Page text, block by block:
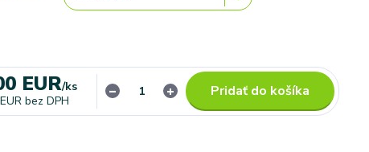
EUR/ks
bez DPH
Pridať do košíka